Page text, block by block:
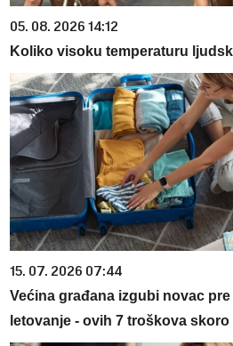
05. 08. 2026 14:12
Koliko visoku temperaturu
15. 07. 2026 07:44
Većina građana izgubi novac
letovanje - ovih 7 troškova